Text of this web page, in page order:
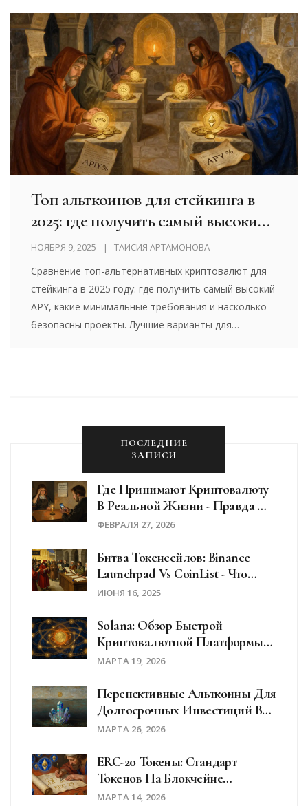
Топ альткоинов для стейкинга в
2025: где получить самый высокий
APY и какие требования на самом
деле
НОЯБРЯ 9, 2025 ТАИСИЯ АРТАМОНОВА
Сравнение топ-альтернативных криптовалют для
стейкинга в 2025 году: где получить самый высокий
APY, какие минимальные требования и насколько
безопасны проекты. Лучшие варианты для
ПОСЛЕДНИЕ
ЗАПИСИ
Где Принимают Криптовалюту
В Реальной Жизни - Правда И
Мифы
ФЕВРАЛЯ 27, 2026
Битва Токенсейлов: Binance
Launchpad Vs CoinList - Что
Выбрать В 2025 Году
ИЮНЯ 16, 2025
Solana: Обзор Быстрой
Криптовалютной Платформы
2026 Года
МАРТА 19, 2026
Перспективные Альткоины Для
Долгосрочных Инвестиций В
2026 Году
МАРТА 26, 2026
ERC-20 Токены: Стандарт
Токенов На Блокчейне
Ethereum
МАРТА 14, 2026